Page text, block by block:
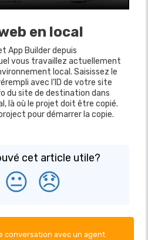
en local
App Builder depuis
vous travaillez actuellement
local. Saisissez le
avec l’ID de votre site
du site de destination dans
là où le projet doit être copié.
pour démarrer la copie.
cet article utile?
😐 😞
conversation avec un agent